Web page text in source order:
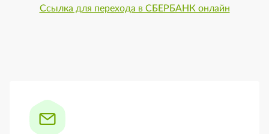
Ссылка для перехода в СБЕРБАНК онлайн